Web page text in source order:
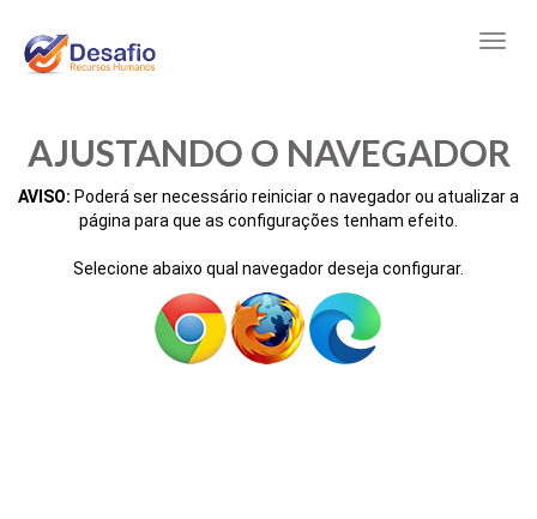
AJUSTANDO O NAVEGADOR
AVISO: Poderá ser necessário reiniciar o navegador ou atualizar a
página para que as configurações tenham efeito.
Selecione abaixo qual navegador deseja configurar.